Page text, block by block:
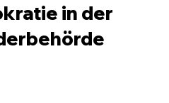
in der